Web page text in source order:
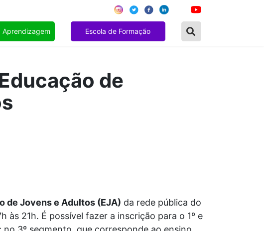
Aprendizagem Escola de Formação
de
de Jovens e Adultos (EJA) da rede pública do
às 21h. É possível fazer a inscrição para o 1º e